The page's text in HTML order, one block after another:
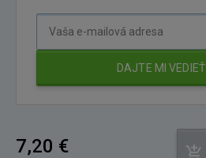
DAJTE MI VEDIEŤ
7,20 €